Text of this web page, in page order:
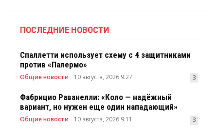
ПОСЛЕДНИЕ НОВОСТИ
Спаллетти использует схему с 4 защитниками
против «Палермо»
Общие новости 10 августа, 2026 9:27 3
Фабрицио Раванелли: «Коло — надёжный
вариант, но нужен еще один нападающий»
Общие новости 10 августа, 2026 9:11 3